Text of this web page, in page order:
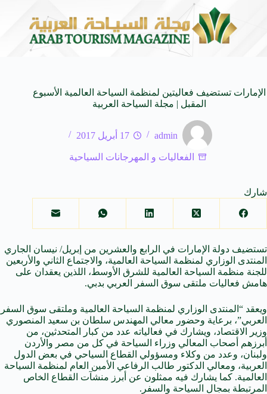
المنظمة العربية للسياحة تدعو لتخصيص خط هاتفي موحد 126 لتلقى بلاغات السائحين عند تعرضهم لأي مشاكل أثناء رحلاتهم السياحية بكافه الدول العربية
الإمارات تستضيف فعاليتين لمنظمة السياحة العالمية الأسبوع
المقبل | مجلة السياحة العربية
admin 17 أبريل 2017
الفعاليات و المهرجانات السياحية
شارك
تستضيف دولة الإمارات في الرابع والعشرين من إبريل/ نيسان الجاري
المنتدى الوزاري لمنظمة السياحة العالمية، والاجتماع الثاني والأربعين
للجنة منظمة السياحة العالمية للشرق الأوسط، اللذين يعقدان على
هامش فعاليات ملتقى سوق السفر العربي بدبي.
ويعقد “المنتدى الوزاري لمنظمة السياحة العالمية وملتقى سوق السفر
العربي”، برعاية وحضور معالي المهندس سلطان بن سعيد المنصوري
وزير الاقتصاد، ويشارك في فعالياته عدد من كبار المتحدثين، من
أبرزهم أصحاب المعالي وزراء السياحة في كل من مصر والأردن
ولبنان، وعدد من وكلاء ومسؤولي القطاع السياحي في بعض الدول
العربية، ومعالي الدكتور طالب الرفاعي الأمين العام لمنظمة السياحة
العالمية. كما يشارك فيه ممثلون عن أبرز منشآت القطاع الخاص
المرتبطة بمجال السياحة والسفر.